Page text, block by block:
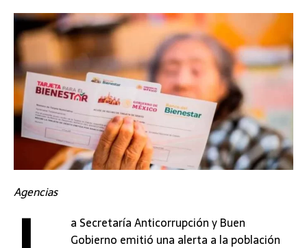
Agencias
a Secretaría Anticorrupción y Buen
Gobierno emitió una alerta a la población